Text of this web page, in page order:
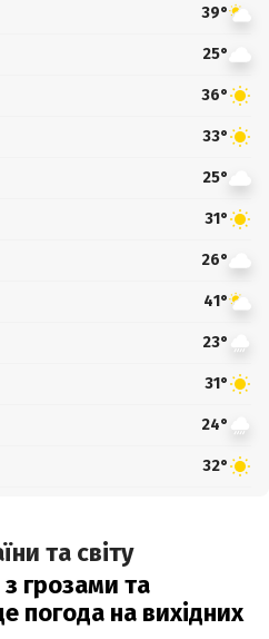
39°
25°
36°
33°
25°
31°
26°
41°
23°
31°
24°
32°
та світу
грозами та
погода на вихідних